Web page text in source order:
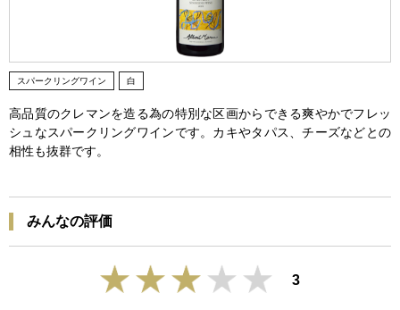
スパークリングワイン 白
高品質のクレマンを造る為の特別な区画からできる爽やかでフレッ
シュなスパークリングワインです。カキやタパス、チーズなどとの
相性も抜群です。
みんなの評価
3